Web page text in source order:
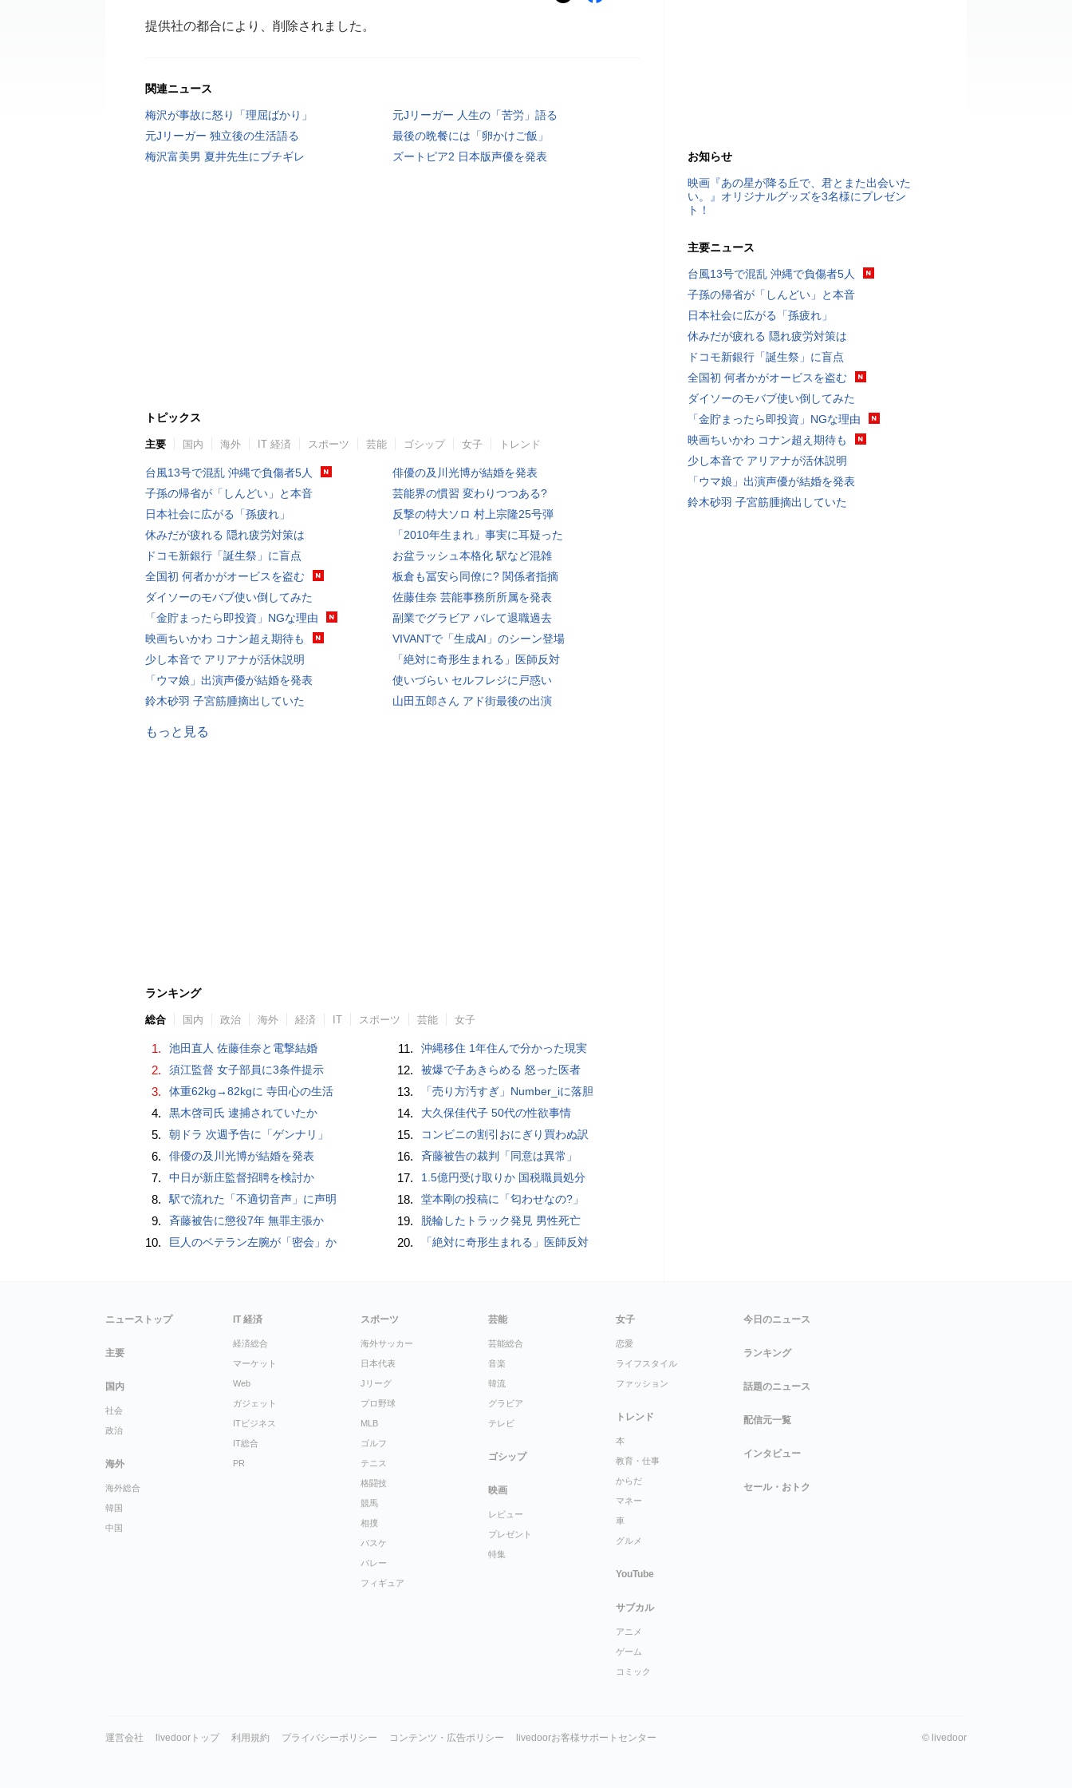
提供社の都合により、削除されました。
関連ニュース
梅沢が事故に怒り「理屈ばかり」
元Jリーガー 人生の「苦労」語る
元Jリーガー 独立後の生活語る
最後の晩餐には「卵かけご飯」
梅沢富美男 夏井先生にブチギレ
ズートピア2 日本版声優を発表
トピックス
主要 国内 海外 IT 経済 スポーツ 芸能 ゴシップ 女子 トレンド
台風13号で混乱 沖縄で負傷者5人
子孫の帰省が「しんどい」と本音
日本社会に広がる「孫疲れ」
休みだが疲れる 隠れ疲労対策は
ドコモ新銀行「誕生祭」に盲点
全国初 何者かがオービスを盗む
ダイソーのモバブ使い倒してみた
「金貯まったら即投資」NGな理由
映画ちいかわ コナン超え期待も
少し本音で アリアナが活休説明
「ウマ娘」出演声優が結婚を発表
鈴木砂羽 子宮筋腫摘出していた
俳優の及川光博が結婚を発表
芸能界の慣習 変わりつつある?
反撃の特大ソロ 村上宗隆25号弾
「2010年生まれ」事実に耳疑った
お盆ラッシュ本格化 駅など混雑
板倉も冨安ら同僚に? 関係者指摘
佐藤佳奈 芸能事務所所属を発表
副業でグラビア バレて退職過去
VIVANTで「生成AI」のシーン登場
「絶対に奇形生まれる」医師反対
使いづらい セルフレジに戸惑い
山田五郎さん アド街最後の出演
もっと見る
ランキング
総合 国内 政治 海外 経済 IT スポーツ 芸能 女子
1. 池田直人 佐藤佳奈と電撃結婚
2. 須江監督 女子部員に3条件提示
3. 体重62kg→82kgに 寺田心の生活
4. 黒木啓司氏 逮捕されていたか
5. 朝ドラ 次週予告に「ゲンナリ」
6. 俳優の及川光博が結婚を発表
7. 中日が新庄監督招聘を検討か
8. 駅で流れた「不適切音声」に声明
9. 斉藤被告に懲役7年 無罪主張か
10. 巨人のベテラン左腕が「密会」か
11. 沖縄移住 1年住んで分かった現実
12. 被爆で子あきらめる 怒った医者
13. 「売り方汚すぎ」Number_iに落胆
14. 大久保佳代子 50代の性欲事情
15. コンビニの割引おにぎり買わぬ訳
16. 斉藤被告の裁判「同意は異常」
17. 1.5億円受け取りか 国税職員処分
18. 堂本剛の投稿に「匂わせなの?」
19. 脱輪したトラック発見 男性死亡
20. 「絶対に奇形生まれる」医師反対
お知らせ
映画『あの星が降る丘で、君とまた出会いた
い。』オリジナルグッズを3名様にプレゼン
ト！
主要ニュース
台風13号で混乱 沖縄で負傷者5人
子孫の帰省が「しんどい」と本音
日本社会に広がる「孫疲れ」
休みだが疲れる 隠れ疲労対策は
ドコモ新銀行「誕生祭」に盲点
全国初 何者かがオービスを盗む
ダイソーのモバブ使い倒してみた
「金貯まったら即投資」NGな理由
映画ちいかわ コナン超え期待も
少し本音で アリアナが活休説明
「ウマ娘」出演声優が結婚を発表
鈴木砂羽 子宮筋腫摘出していた
ニューストップ
主要
国内
社会
政治
海外
海外総合
韓国
中国
IT 経済
経済総合
マーケット
Web
ガジェット
ITビジネス
IT総合
PR
スポーツ
海外サッカー
日本代表
Jリーグ
プロ野球
MLB
ゴルフ
テニス
格闘技
競馬
相撲
バスケ
バレー
フィギュア
芸能
芸能総合
音楽
韓流
グラビア
テレビ
ゴシップ
映画
レビュー
プレゼント
特集
女子
恋愛
ライフスタイル
ファッション
トレンド
本
教育・仕事
からだ
マネー
車
グルメ
YouTube
サブカル
アニメ
ゲーム
コミック
今日のニュース
ランキング
話題のニュース
配信元一覧
インタビュー
セール・おトク
運営会社 livedoorトップ 利用規約 プライバシーポリシー コンテンツ・広告ポリシー livedoorお客様サポートセンター © livedoor